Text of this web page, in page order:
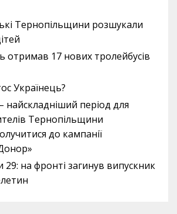
Тернопільщини розшукали
отримав 17 нових тролейбусів
Українець?
найскладніший період для
Тернопільщини
до кампанії
на фронті загинув випускник